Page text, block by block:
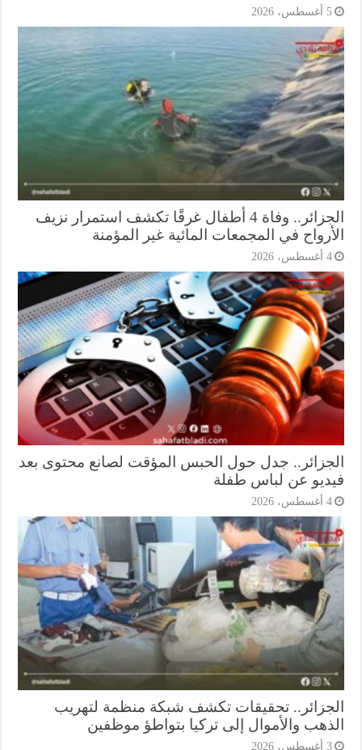
الجزائر.. وفاة 4 أطفال غرقًا تكشف استمرار نزيف
في المجمعات المائية غير المؤمنة
جدل حول الحبس المؤقت لصانع محتوى بعد
عن لباس طفلة
تحقيقات تكشف شبكة منظمة لتهريب
والأموال إلى تركيا بتواطؤ موظفين